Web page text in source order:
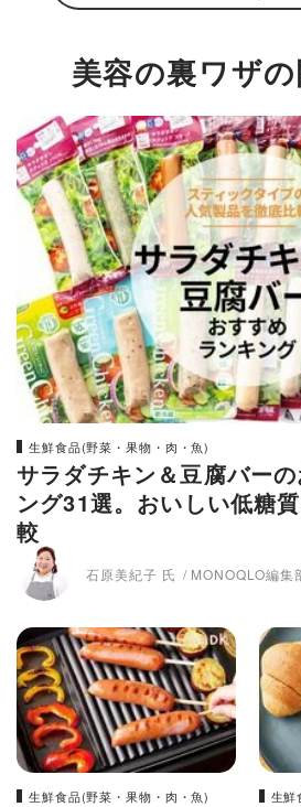
美容の裏ワザ
生鮮食品(野菜・果物・肉・魚)
サラダチキン＆豆腐バー
ング31選。おいしい低糖
較
石原美紀子 氏 MONOQLO編集
生鮮食品(野菜・果物・肉・魚) 生鮮